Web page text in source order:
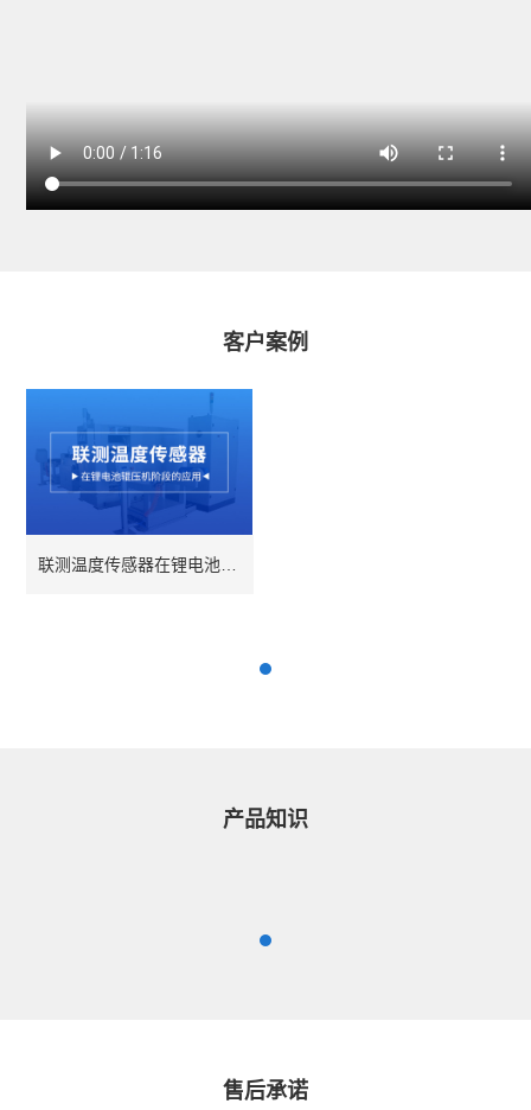
客户案例
联测温度传感器在锂电池辊压机阶段的应用
产品知识
售后承诺